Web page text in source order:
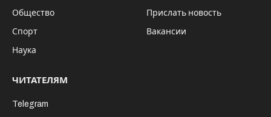
Общество
Спорт
Наука
Прислать новость
Вакансии
ЧИТАТЕЛЯМ
Telegram